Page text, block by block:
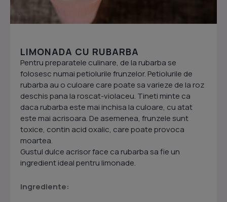
LIMONADA CU RUBARBA
Pentru preparatele culinare, de la rubarba se
folosesc numai petiolurile frunzelor. Petiolurile de
rubarba au o culoare care poate sa varieze de la roz
deschis pana la roscat-violaceu. Tineti minte ca
daca rubarba este mai inchisa la culoare, cu atat
este mai acrisoara. De asemenea, frunzele sunt
toxice, contin acid oxalic, care poate provoca
moartea.
Gustul dulce acrisor face ca rubarba sa fie un
ingredient ideal pentru limonade.
Ingrediente: